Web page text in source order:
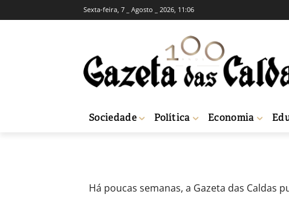
Sexta-feira, 7 _ Agosto _ 2026, 11:06
Sociedade Política Economia
OPINIÃO RUBRICAS SEMANAIS
Agora o
Rui Goncalves - 25 de Setembro, 2015
Há poucas semanas, a Gazeta das Caldas